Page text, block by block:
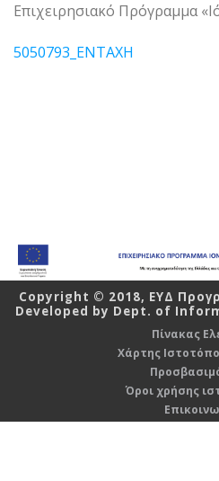
Επιχειρησιακό Πρόγραμμα
5050793_ENTAXH
Copyright © 2018, ΕΥΔ
Developed by Dept. of
Πίνακας
Χάρτης
Όροι χρήσης